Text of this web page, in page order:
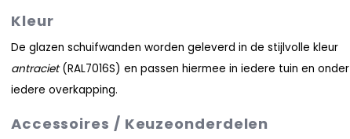
Kleur
De glazen schuifwanden worden geleverd in de stijlvolle kleur
antraciet(RAL7016S) en passen hiermee in iedere tuin en onder
iedere overkapping.
Accessoires / Keuzeonderdelen